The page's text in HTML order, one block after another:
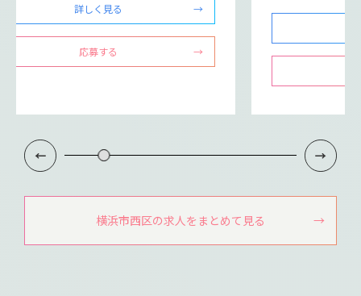
詳しく見る
応募する
横浜市西区の求人をまとめて見る